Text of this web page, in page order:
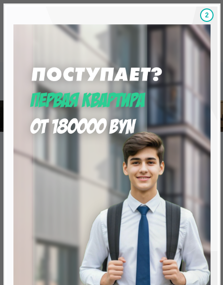
Скидки на новостройки, бонусы
«Минск Мир»
25.1 "Сеул", квартал "Азия"
25.1 "Сеул", квартал "Азия"
Минск, Октябрьский, ул. Михаила Савицкого
метро «Ковальская Слобода», 566 м
1